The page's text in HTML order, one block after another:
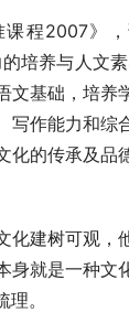
程2007》
培养与人文素
文基础，培养
写作能力和综
化的传承及品
化建树可观，
身就是一种文
。